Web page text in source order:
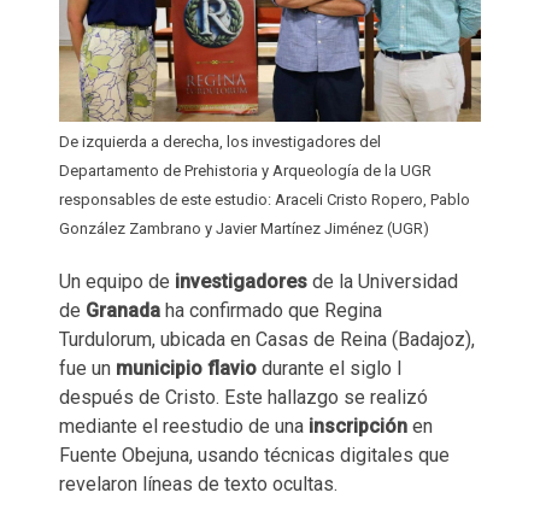
De izquierda a derecha, los investigadores del
Departamento de Prehistoria y Arqueología de la UGR
responsables de este estudio: Araceli Cristo Ropero, Pablo
González Zambrano y Javier Martínez Jiménez (UGR)
Un equipo de investigadores de la Universidad
de Granada ha confirmado que Regina
Turdulorum, ubicada en Casas de Reina (Badajoz),
fue un municipio flavio durante el siglo I
después de Cristo. Este hallazgo se realizó
mediante el reestudio de una inscripción en
Fuente Obejuna, usando técnicas digitales que
revelaron líneas de texto ocultas.